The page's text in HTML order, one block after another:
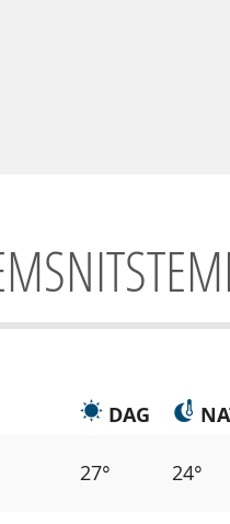
DAG
27° 24°